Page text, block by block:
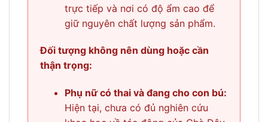
trực tiếp và nơi có độ ẩm cao để
giữ nguyên chất lượng sản phẩm.
Đối tượng không nên dùng hoặc cần
thận trọng:
Phụ nữ có thai và đang cho con bú:
Hiện tại, chưa có đủ nghiên cứu